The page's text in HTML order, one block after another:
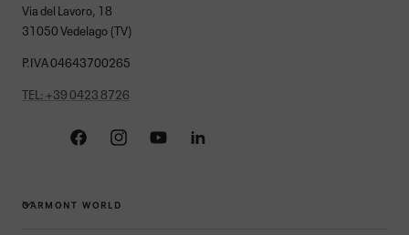
Via del Lavoro, 18
31050 Vedelago (TV)
P.IVA 04643700265
TEL: +39 0423 8726
FacebookInstagramYouTubeLinkedin
GARMONT WORLD